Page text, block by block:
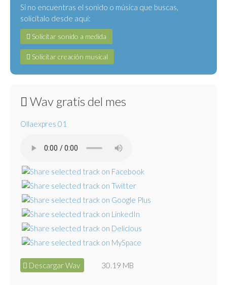
Si no encuentras el sonido o música que buscas,
solicítalo desde aquí:
Solicitar sonido a medida
Solicitar creación musical
Wav gratis del mes
Ollaexpres 01
Descargar Wav 30.19 MB